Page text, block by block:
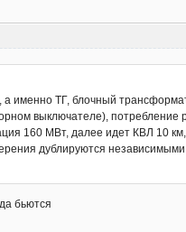
именно ТГ, блочный
выключателе), потребление
160 МВт, далее идет КВЛ 10
дублируются
бьются